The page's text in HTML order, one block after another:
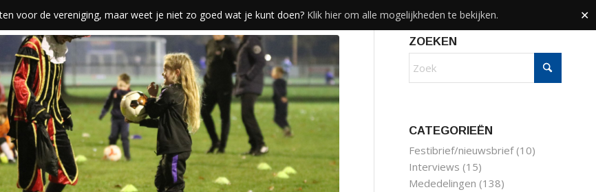
voor de vereniging, maar weet je niet zo goed wat je kunt doen? Klik hier om alle mogelijkheden te bekijken. ✕
ZOEKEN
CATEGORIEËN
Festibrief/nieuwsbrief(10)
Interviews (15)
Mededelingen (138)